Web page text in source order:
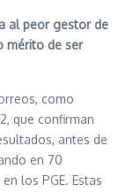
al peor gestor de
mérito de ser
como
que confirman
antes de
en 70
los PGE. Estas